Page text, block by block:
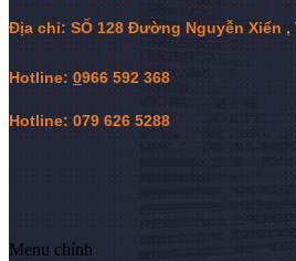
Địa chỉ: SỐ 128 Đường Nguyễn Xiển ,
Hotline: 0966 592 368
Hotline: 079 626 5288
Menu chính